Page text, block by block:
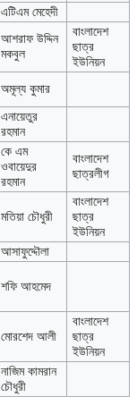
এটিএম মেহেদী
আশরাফ উদ্দিন
মকবুল
বাংলাদেশ
ছাত্র
ইউনিয়ন
অমূল্য কুমার
এনায়েতুর
রহমান
কে এম
ওবায়েদুর
রহমান
বাংলাদেশ
ছাত্রলীগ
মতিয়া চৌধুরী
বাংলাদেশ
ছাত্র
ইউনিয়ন
আসাফুদ্দৌলা
শফি আহমেদ
মোরশেদ আলী
বাংলাদেশ
ছাত্র
ইউনিয়ন
নাজিম কামরান
চৌধুরী